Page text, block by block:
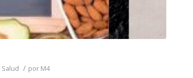
Salud / por M4